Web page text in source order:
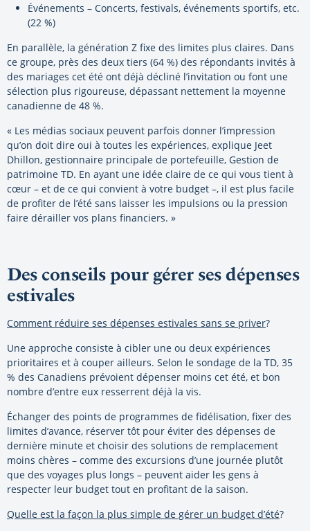
Événements – Concerts, festivals, événements sportifs, etc.
(22 %)
En parallèle, la génération Z fixe des limites plus claires. Dans
ce groupe, près des deux tiers (64 %) des répondants invités à
des mariages cet été ont déjà décliné l’invitation ou font une
sélection plus rigoureuse, dépassant nettement la moyenne
canadienne de 48 %.
« Les médias sociaux peuvent parfois donner l’impression
qu’on doit dire oui à toutes les expériences, explique Jeet
Dhillon, gestionnaire principale de portefeuille, Gestion de
patrimoine TD. En ayant une idée claire de ce qui vous tient à
cœur – et de ce qui convient à votre budget –, il est plus facile
de profiter de l’été sans laisser les impulsions ou la pression
faire dérailler vos plans financiers. »
Des conseils pour gérer ses dépenses
estivales
Comment réduire ses dépenses estivales sans se priver?
Une approche consiste à cibler une ou deux expériences
prioritaires et à couper ailleurs. Selon le sondage de la TD, 35
% des Canadiens prévoient dépenser moins cet été, et bon
nombre d’entre eux resserrent déjà la vis.
Échanger des points de programmes de fidélisation, fixer des
limites d’avance, réserver tôt pour éviter des dépenses de
dernière minute et choisir des solutions de remplacement
moins chères – comme des excursions d’une journée plutôt
que des voyages plus longs – peuvent aider les gens à
respecter leur budget tout en profitant de la saison.
Quelle est la façon la plus simple de gérer un budget d’été?